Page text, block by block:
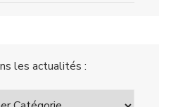
les actualités :